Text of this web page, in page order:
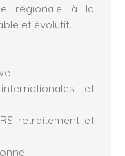
régionale à la
et évolutif.
et
retraitement et